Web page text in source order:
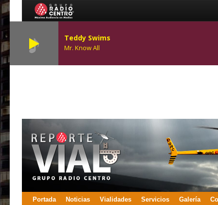
Teddy Swims
Mr. Know All
Portada Noticias Vialidades Servicios Galería